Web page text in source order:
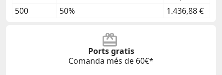
500
50% 1.436,88 €
Ports gratis
Comanda més de 60€*